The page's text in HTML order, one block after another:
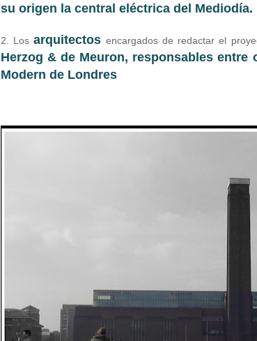
su origen la central eléctrica del Mediodía.
2. Losarquitectosencargados de redactar el
Herzog & de Meuron, responsables
Modern de Londres